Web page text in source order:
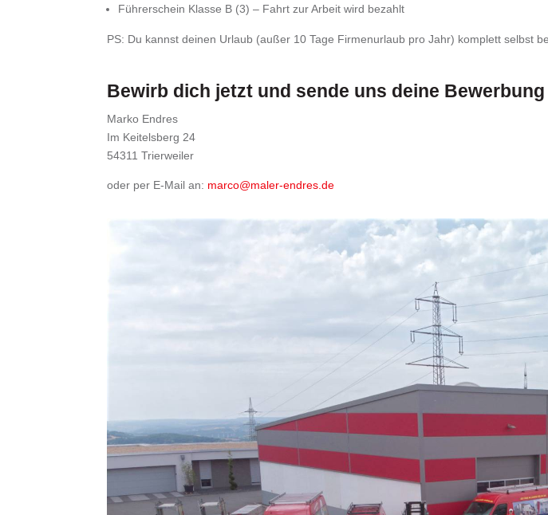
Führerschein Klasse B (3) – Fahrt zur Arbeit wird bezahlt
PS: Du kannst deinen Urlaub (außer 10 Tage Firmenurlaub pro Jahr) komplett selbst
Bewirb dich jetzt und sende uns deine Bewerbung
Marko Endres
Im Keitelsberg 24
54311 Trierweiler
oder per E-Mail an: marco@maler-endres.de